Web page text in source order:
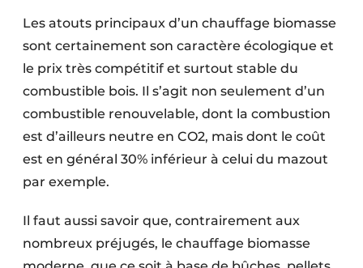
Les atouts principaux d’un chauffage biomasse
sont certainement son caractère écologique et
le prix très compétitif et surtout stable du
combustible bois. Il s’agit non seulement d’un
combustible renouvelable, dont la combustion
est d’ailleurs neutre en CO2, mais dont le coût
est en général 30% inférieur à celui du mazout
par exemple.
Il faut aussi savoir que, contrairement aux
nombreux préjugés, le chauffage biomasse